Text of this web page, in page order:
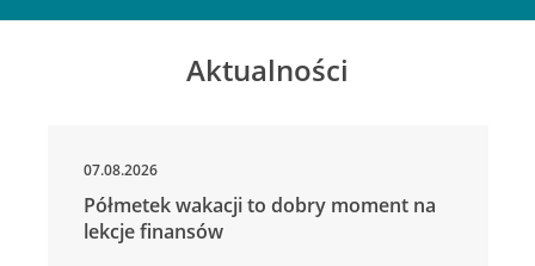
Aktualności
07.08.2026
Półmetek wakacji to dobry moment na
lekcje finansów